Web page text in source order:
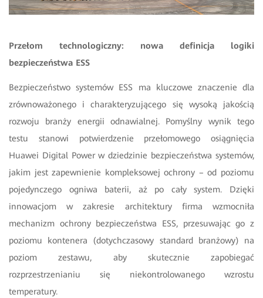
Przełom technologiczny: nowa definicja logiki
bezpieczeństwa ESS
Bezpieczeństwo systemów ESS ma kluczowe znaczenie dla
zrównoważonego i charakteryzującego się wysoką jakością
rozwoju branży energii odnawialnej. Pomyślny wynik tego
testu stanowi potwierdzenie przełomowego osiągnięcia
Huawei Digital Power w dziedzinie bezpieczeństwa systemów,
jakim jest zapewnienie kompleksowej ochrony – od poziomu
pojedynczego ogniwa baterii, aż po cały system. Dzięki
innowacjom w zakresie architektury firma wzmocniła
mechanizm ochrony bezpieczeństwa ESS, przesuwając go z
poziomu kontenera (dotychczasowy standard branżowy) na
poziom zestawu, aby skutecznie zapobiegać
rozprzestrzenianiu się niekontrolowanego wzrostu
temperatury.